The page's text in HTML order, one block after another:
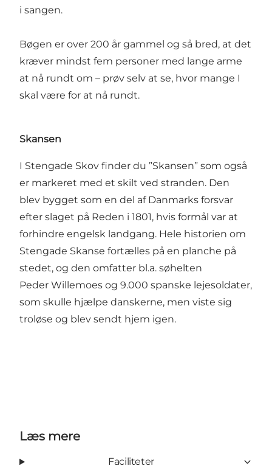
i sangen.
Bøgen er over 200 år gammel og så bred, at det
kræver mindst fem personer med lange arme
at nå rundt om – prøv selv at se, hvor mange I
skal være for at nå rundt.
Skansen
I Stengade Skov finder du ”Skansen” som også
er markeret med et skilt ved stranden. Den
blev bygget som en del af Danmarks forsvar
efter slaget på Reden i 1801, hvis formål var at
forhindre engelsk landgang. Hele historien om
Stengade Skanse fortælles på en planche på
stedet, og den omfatter bl.a. søhelten
Peder Willemoes og 9.000 spanske lejesoldater,
som skulle hjælpe danskerne, men viste sig
troløse og blev sendt hjem igen.
Læs mere
Faciliteter